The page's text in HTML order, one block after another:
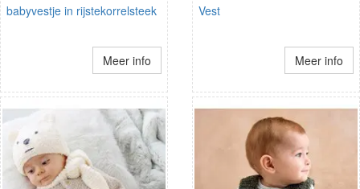
babyvestje in rijstekorrelsteek
Meer info
Vest
Meer info